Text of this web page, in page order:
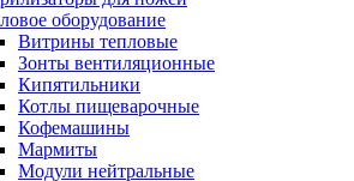
оборудование
Витрины тепловые
Зонты вентиляционные
Кипятильники
Котлы пищеварочные
Кофемашины
Мармиты
Модули нейтральные